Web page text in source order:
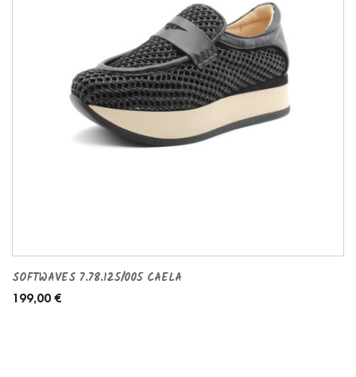
SOFTWAVES 7.78.125/005 CAELA
199,00 €